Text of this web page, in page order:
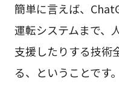
簡単に言えば、
運転システムまで、
支援したりする技術
る、ということです。